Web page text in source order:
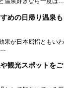
泉」「栃尾温泉」「新
飛騨温泉郷と呼びま
いずれも素晴らしい
めの日帰り温泉も
果が日本屈指ともいわ
。
観光、買い物と、さ
観光スポットをご